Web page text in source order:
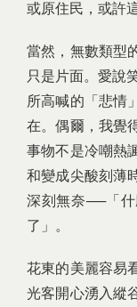
或原住民，或許
當然，無數類型
只是片面。愛說
所高喊的「悲情
在。偶爾，我覺
事物不是冷嘲熱
和變成尖酸刻薄
深刻無奈──「
了」。
花東的美麗容易
光客開心湧入縱